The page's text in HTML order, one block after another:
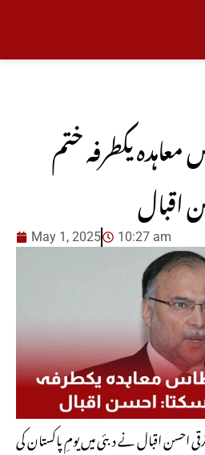
یکطرفہ ختم
اقبال
May 1, 2025 10:27 am
احسن اقبال نے دبئی میں یومِ پاکستان کی